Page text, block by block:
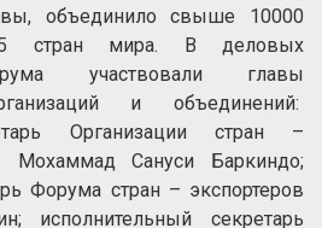
объединило свыше 10000
стран мира. В деловых
участвовали главы
и объединений:
Организации стран –
Мохаммад Сануси Баркиндо;
Форума стран – экспортеров
исполнительный секретарь